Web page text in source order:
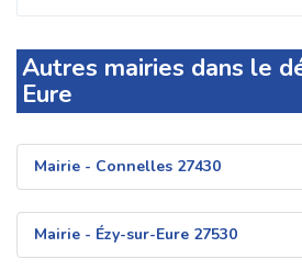
Autres mairies dans le
Eure
Mairie - Connelles 27430
Mairie - Ézy-sur-Eure 27530